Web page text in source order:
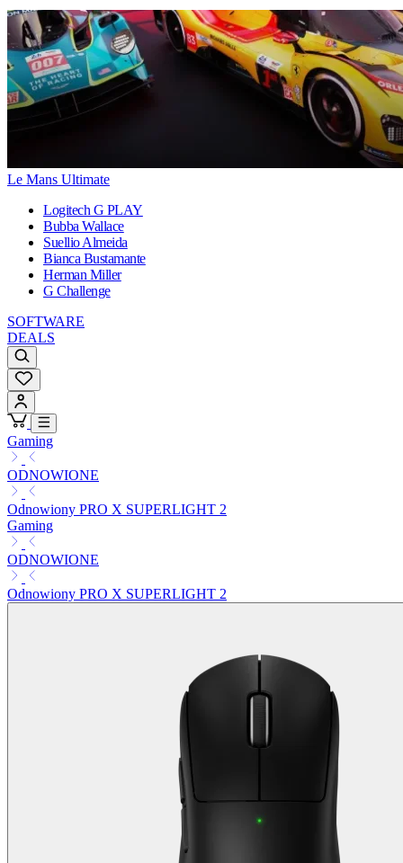
Le Mans Ultimate
Logitech G PLAY
Bubba Wallace
Suellio Almeida
Bianca Bustamante
Herman Miller
G Challenge
SOFTWARE
DEALS
Gaming
ODNOWIONE
Odnowiony PRO X SUPERLIGHT 2
Gaming
ODNOWIONE
Odnowiony PRO X SUPERLIGHT 2